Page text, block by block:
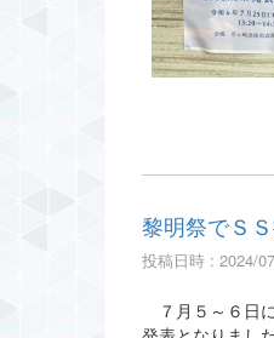
黎明祭でＳ
投稿日時 : 2024/
７月５～６日